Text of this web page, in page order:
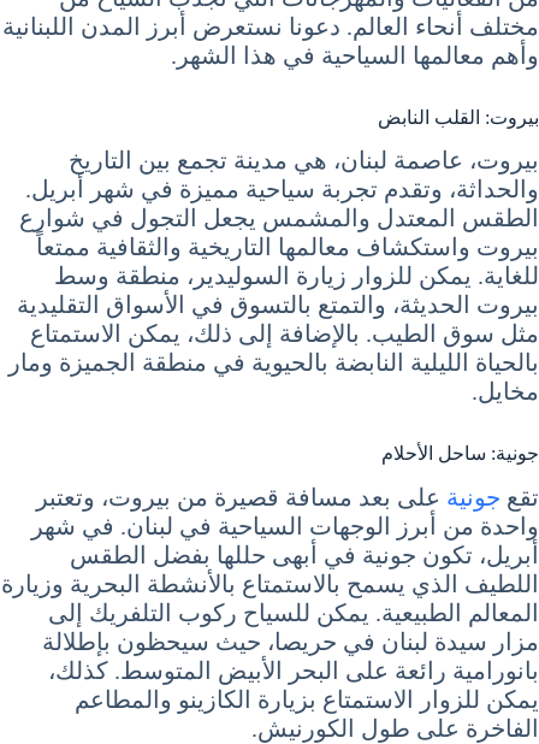
مختلف أنحاء العالم. دعونا نستعرض أبرز المدن اللبنانية
وأهم معالمها السياحية في هذا الشهر.
بيروت: القلب النابض
بيروت، عاصمة لبنان، هي مدينة تجمع بين التاريخ
والحداثة، وتقدم تجربة سياحية مميزة في شهر أبريل.
الطقس المعتدل والمشمس يجعل التجول في شوارع
بيروت واستكشاف معالمها التاريخية والثقافية ممتعاً
للغاية. يمكن للزوار زيارة السوليدير، منطقة وسط
بيروت الحديثة، والتمتع بالتسوق في الأسواق التقليدية
مثل سوق الطيب. بالإضافة إلى ذلك، يمكن الاستمتاع
بالحياة الليلية النابضة بالحيوية في منطقة الجميزة ومار
مخايل.
جونية: ساحل الأحلام
تقع جونية على بعد مسافة قصيرة من بيروت، وتعتبر
واحدة من أبرز الوجهات السياحية في لبنان. في شهر
أبريل، تكون جونية في أبهى حللها بفضل الطقس
اللطيف الذي يسمح بالاستمتاع بالأنشطة البحرية وزيارة
المعالم الطبيعية. يمكن للسياح ركوب التلفريك إلى
مزار سيدة لبنان في حريصا، حيث سيحظون بإطلالة
بانورامية رائعة على البحر الأبيض المتوسط. كذلك،
يمكن للزوار الاستمتاع بزيارة الكازينو والمطاعم
الفاخرة على طول الكورنيش.